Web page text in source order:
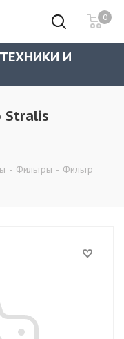
0
И
Stralis
- Фильтры - Фильтр